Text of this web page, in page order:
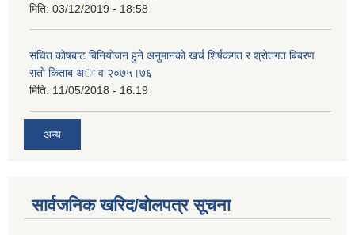
मिति: 03/12/2019 - 18:58
संचित काेषबाट बिनियाेजन हुने अनुमानकाे खर्च शिर्षकगत र श्राेतगत बिबरण
राताे किताब अा‍ व २‍०७५।७६
मिति: 11/05/2018 - 16:19
अन्य
सार्वजनिक खरिद/बोलपत्र सूचना